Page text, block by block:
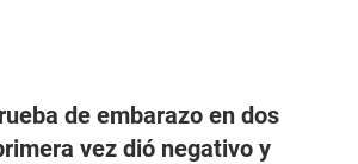
de embarazo en dos
vez dió negativo y